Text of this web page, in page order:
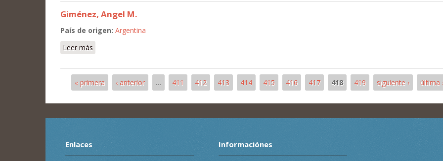
Giménez, Angel M.
País de origen: Argentina
Leer más
Páginas
« primera ‹ anterior … 411 412 413 414 415 416 417 418 419 siguiente › última
Enlaces Informaciónes